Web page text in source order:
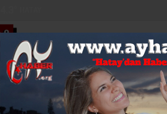
47,18
%0,04
53,92 %-0,116,085 %-0,12
BİST
14,133
EKONOMI GÜNCEL
KÜLTÜR-
SANAT
MAGAZIN
: